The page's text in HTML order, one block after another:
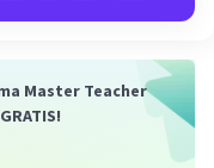
Master Teacher